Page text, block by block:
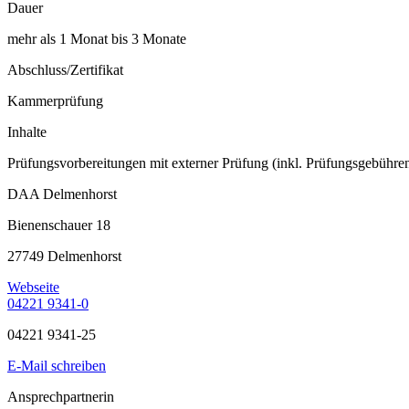
Dauer
mehr als 1 Monat bis 3 Monate
Abschluss/Zertifikat
Kammerprüfung
Inhalte
Prüfungsvorbereitungen mit externer Prüfung (inkl.
DAA Delmenhorst
Bienenschauer 18
27749 Delmenhorst
Webseite
04221 9341-0
04221 9341-25
E-Mail schreiben
Ansprechpartnerin